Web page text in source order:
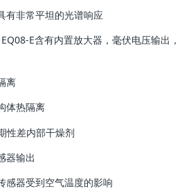
有非常平坦的光谱响应
E含有内置放大器，毫伏电压输出，
离
体热隔离
性差内部干燥剂
器输出
感器受到空气温度的影响